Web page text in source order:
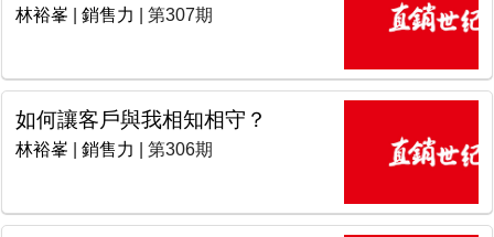
林裕峯 銷售力 | 第307期
如何讓客戶與我相知相守？
林裕峯 銷售力 | 第306期